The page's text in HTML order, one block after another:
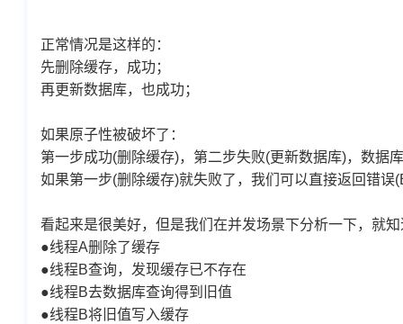
正常情况是这样的：
先删除缓存，成功；
再更新数据库，也成功；
如果原子性被破坏了：
第一步成功(删除缓存)，第二步失败(更新数据库)，数据
如果第一步(删除缓存)就失败了，我们可以直接返回错
看起来是很美好，但是我们在并发场景下分析一下，就
●线程A删除了缓存
●线程B查询，发现缓存已不存在
●线程B去数据库查询得到旧值
●线程B将旧值写入缓存